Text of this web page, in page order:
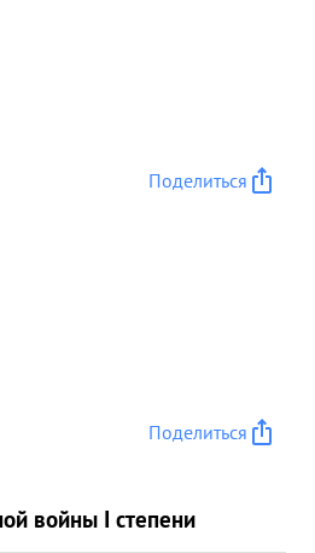
Поделиться
Поделиться
войны I степени